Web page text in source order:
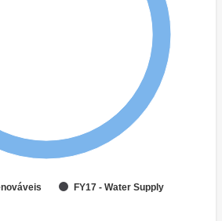
FY17 - Water Supply